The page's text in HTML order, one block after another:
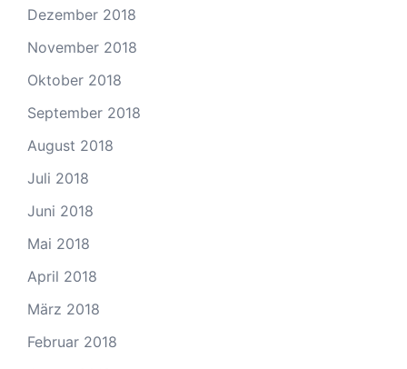
Dezember 2018
November 2018
Oktober 2018
September 2018
August 2018
Juli 2018
Juni 2018
Mai 2018
April 2018
März 2018
Februar 2018